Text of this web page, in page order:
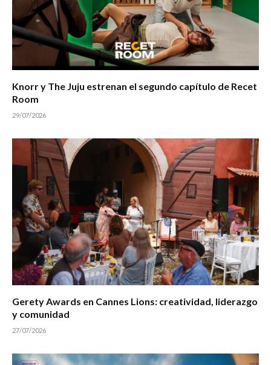
Knorr y The Juju estrenan el segundo capítulo de Recet
Room
29/07/2026
Gerety Awards en Cannes Lions: creatividad, liderazgo
y comunidad
27/07/2026